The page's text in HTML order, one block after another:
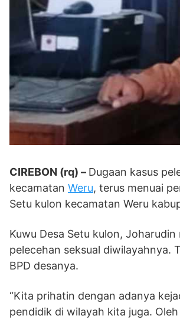
CIREBON (rq) – Dugaan kasus
kecamatan Weru, terus menuai
Setu kulon kecamatan Weru
Kuwu Desa Setu kulon,
pelecehan seksual diwilayahnya.
BPD desanya.
“Kita prihatin dengan adanya
pendidik di wilayah kita juga.